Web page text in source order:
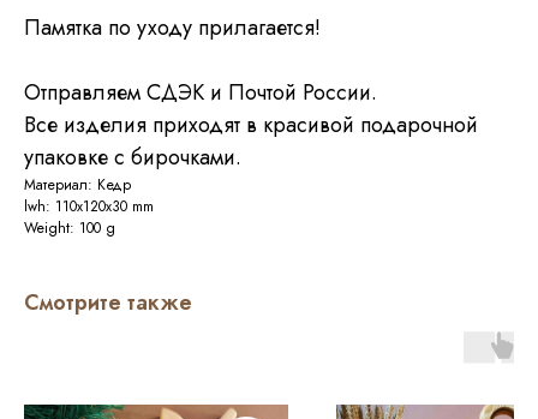
Памятка по уходу прилагается!
Отправляем СДЭК и Почтой России.
Все изделия приходят в красивой подарочной
упаковке с бирочками.
Материал: Кедр
lwh: 110x120x30 mm
Weight: 100 g
Смотрите также